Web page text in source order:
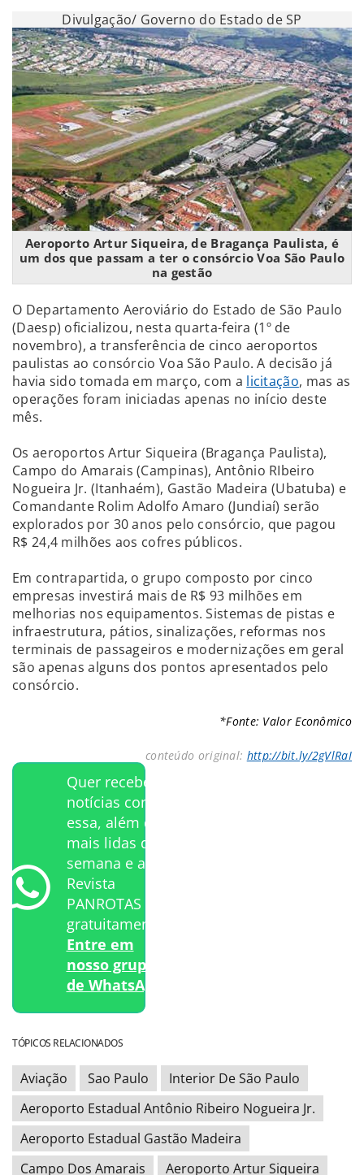
Divulgação/ Governo do Estado de SP
Aeroporto Artur Siqueira, de Bragança Paulista, é
um dos que passam a ter o consórcio Voa São Paulo
na gestão
O Departamento Aeroviário do Estado de São Paulo
(Daesp) oficializou, nesta quarta-feira (1º de
novembro), a transferência de cinco aeroportos
paulistas ao consórcio Voa São Paulo. A decisão já
havia sido tomada em março, com a licitação, mas as
operações foram iniciadas apenas no início deste
mês.
Os aeroportos Artur Siqueira (Bragança Paulista),
Campo do Amarais (Campinas), Antônio RIbeiro
Nogueira Jr. (Itanhaém), Gastão Madeira (Ubatuba) e
Comandante Rolim Adolfo Amaro (Jundiaí) serão
explorados por 30 anos pelo consórcio, que pagou
R$ 24,4 milhões aos cofres públicos.
Em contrapartida, o grupo composto por cinco
empresas investirá mais de R$ 93 milhões em
melhorias nos equipamentos. Sistemas de pistas e
infraestrutura, pátios, sinalizações, reformas nos
terminais de passageiros e modernizações em geral
são apenas alguns dos pontos apresentados pelo
consórcio.
*Fonte: Valor Econômico
conteúdo original: http://bit.ly/2gVlRaI
Quer receber
notícias como
essa, além das
mais lidas da
semana e a
Revista
PANROTAS
gratuitamente?
Entre em
nosso grupo
de WhatsApp.
TÓPICOS RELACIONADOS
Aviação Sao Paulo
Interior De São Paulo
Aeroporto Estadual Antônio Ribeiro Nogueira Jr.
Aeroporto Estadual Gastão Madeira
Campo Dos Amarais
Aeroporto Artur Siqueira